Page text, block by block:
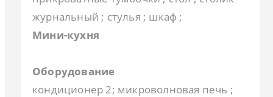
журнальный ; стулья ; шкаф ;
Мини-кухня
Оборудование
кондиционер 2; микроволновая печь ;